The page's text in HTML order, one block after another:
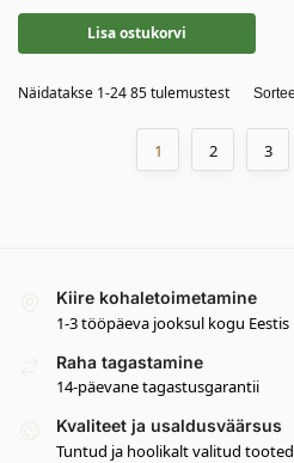
Lisa ostukorvi
Näidatakse 1-24 85 tulemustest
1 2 3
Kiire kohaletoimetamine
1-3 tööpäeva jooksul kogu Eestis
Raha tagastamine
14-päevane tagastusgarantii
Kvaliteet ja usaldusväärsus
Tuntud ja hoolikalt valitud tooted